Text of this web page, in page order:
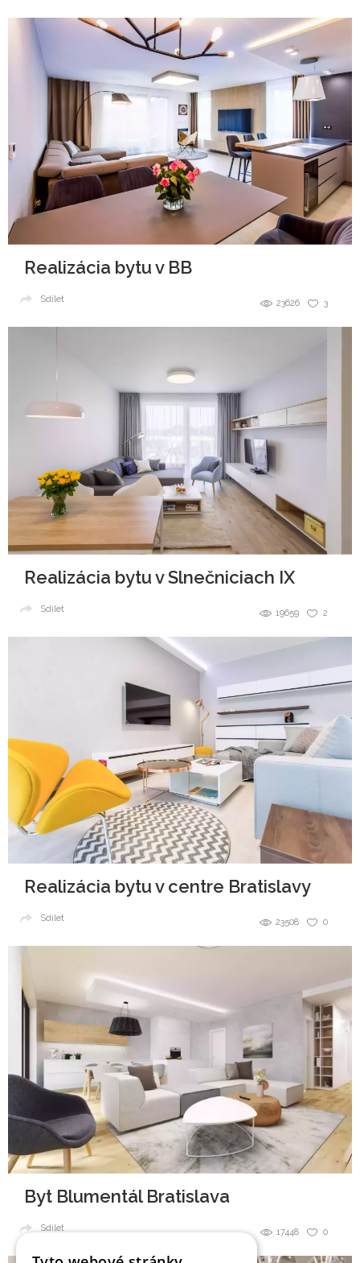
Realizácia bytu v BB
3
23626
Sdílet
Realizácia bytu v Slnečniciach IX
2
19659
Sdílet
Realizácia bytu v centre Bratislavy
0
23508
Sdílet
Byt Blumentál Bratislava
0
17448
Sdílet